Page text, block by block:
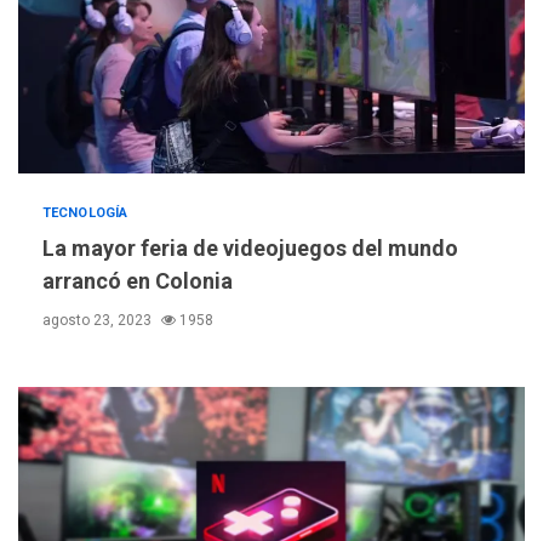
TECNOLOGÍA
La mayor feria de videojuegos del mundo
arrancó en Colonia
agosto 23, 2023 1958